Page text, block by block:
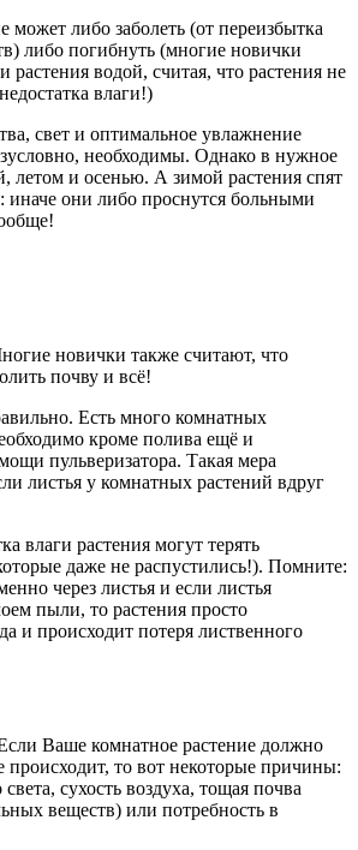
может либо заболеть (от переизбытка
либо погибнуть (многие новички
растения водой, считая, что растения не
влаги!)
свет и оптимальное увлажнение
необходимы. Однако в нужное
летом и осенью. А зимой растения спят
они либо проснутся больными
новички также считают, что
почву и всё!
Есть много комнатных
кроме полива ещё и
пульверизатора. Такая мера
листья у комнатных растений вдруг
влаги растения могут терять
даже не распустились!). Помните:
через листья и если листья
пыли, то растения просто
и происходит потеря лиственного
Ваше комнатное растение должно
происходит, то вот некоторые причины:
сухость воздуха, тощая почва
веществ) или потребность в